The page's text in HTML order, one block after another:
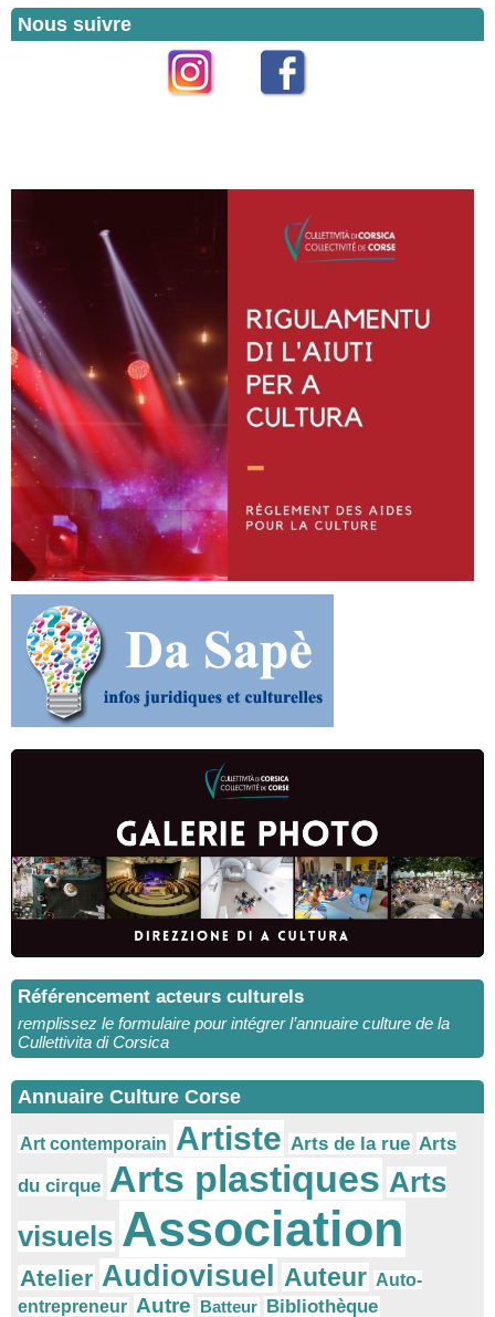
Nous suivre
Référencement acteurs culturels
remplissez le formulaire pour intégrer l’annuaire culture de la
Cullettivita di Corsica
Annuaire Culture Corse
Art contemporain Artiste Arts de la rue Arts
du cirque Arts plastiques Arts
visuels Association
Atelier Audiovisuel Auteur Auto-
entrepreneur Autre Batteur Bibliothèque